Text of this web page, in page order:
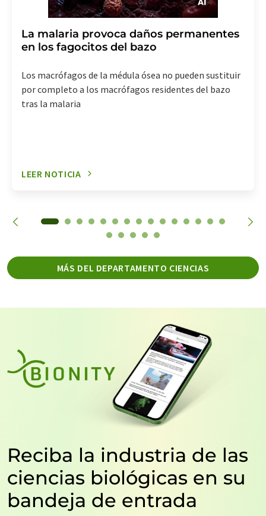
La malaria provoca daños permanentes
en los fagocitos del bazo
Los macrófagos de la médula ósea no pueden sustituir
por completo a los macrófagos residentes del bazo
tras la malaria
LEER NOTICIA
MÁS DEL DEPARTAMENTO CIENCIAS
Reciba la industria de las
ciencias biológicas en su
bandeja de entrada